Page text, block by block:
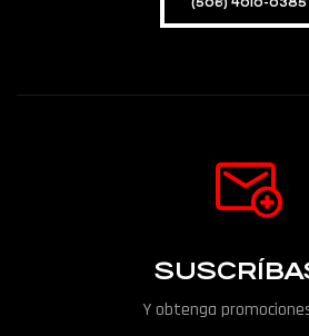
(506) 4010-0385
Y obtenga